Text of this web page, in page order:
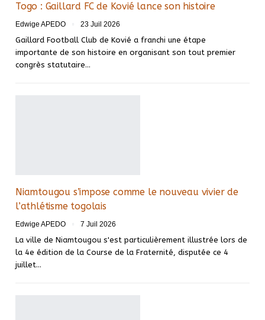
Togo : Gaillard FC de Kovié lance son histoire
Edwige APEDO 23 Juil 2026
Gaillard Football Club de Kovié a franchi une étape
importante de son histoire en organisant son tout premier
congrès statutaire…
Niamtougou s’impose comme le nouveau vivier de
l’athlétisme togolais
Edwige APEDO 7 Juil 2026
La ville de Niamtougou s'est particulièrement illustrée lors de
la 4e édition de la Course de la Fraternité, disputée ce 4
juillet…